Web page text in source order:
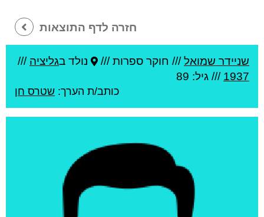
חזרה לדף התוצאות
שניידר שמואל/// חוקר ספרות /// נולד בגליציה ///
1937 /// גיל: 89
כותב/ת הערך: שטרס חן